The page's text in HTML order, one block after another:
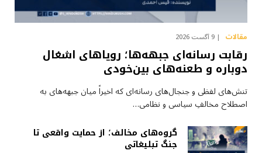
مقالات 9 آگست 2026
رقابت رسانه‌ای جبهه‌ها؛ رویاهای اشغال
دوباره و طعنه‌های بین‌خودی
تنش‌های لفظی و جنجال‌های رسانه‌ای که اخیراً میان جبهه‌های به
اصطلاح مخالفِ سیاسی و نظامی…
گروه‌های مخالف؛ از حمایت واقعی تا
جنگ تبلیغاتی